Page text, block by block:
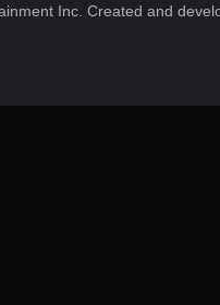
Inc. Created and